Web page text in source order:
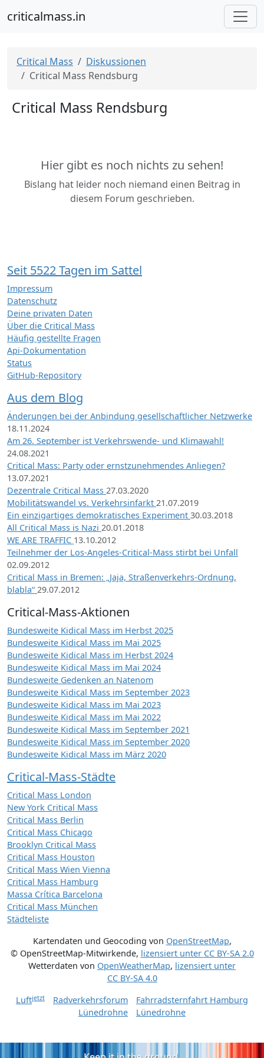
criticalmass.in
Critical Mass
Diskussionen
Critical Mass Rendsburg
Critical Mass Rendsburg
Hier gibt es noch nichts zu sehen!
Bislang hat leider noch niemand einen Beitrag in
diesem Forum geschrieben.
Seit 5522 Tagen im Sattel
Impressum
Datenschutz
Deine privaten Daten
Über die Critical Mass
Häufig gestellte Fragen
Api-Dokumentation
Status
GitHub-Repository
Aus dem Blog
Änderungen bei der Anbindung gesellschaftlicher Netzwerke
18.11.2024
Am 26. September ist Verkehrswende- und Klimawahl!
24.08.2021
Critical Mass: Party oder ernstzunehmendes Anliegen?
13.07.2021
Dezentrale Critical Mass 27.03.2020
Mobilitätswandel vs. Verkehrsinfarkt 21.07.2019
Ein einzigartiges demokratisches Experiment 30.03.2018
All Critical Mass is Nazi 20.01.2018
WE ARE TRAFFIC 13.10.2012
Teilnehmer der Los-Angeles-Critical-Mass stirbt bei Unfall
02.09.2012
Critical Mass in Bremen: „Jaja, Straßenverkehrs-Ordnung,
blabla“ 29.07.2012
Critical-Mass-Aktionen
Bundesweite Kidical Mass im Herbst 2025
Bundesweite Kidical Mass im Mai 2025
Bundesweite Kidical Mass im Herbst 2024
Bundesweite Kidical Mass im Mai 2024
Bundesweite Gedenken an Natenom
Bundesweite Kidical Mass im September 2023
Bundesweite Kidical Mass im Mai 2023
Bundesweite Kidical Mass im Mai 2022
Bundesweite Kidical Mass im September 2021
Bundesweite Kidical Mass im September 2020
Bundesweite Kidical Mass im März 2020
Critical-Mass-Städte
Critical Mass London
New York Critical Mass
Critical Mass Berlin
Critical Mass Chicago
Brooklyn Critical Mass
Critical Mass Houston
Critical Mass Wien Vienna
Critical Mass Hamburg
Massa Crítica Barcelona
Critical Mass München
Städteliste
Kartendaten und Geocoding von OpenStreetMap,
© OpenStreetMap-Mitwirkende, lizensiert unter CC BY-SA 2.0
Wetterdaten von OpenWeatherMap, lizensiert unter
CC BY-SA 4.0
Luftjetzt Radverkehrsforum
Fahrradsternfahrt Hamburg
Lünedrohne
Lünedrohne